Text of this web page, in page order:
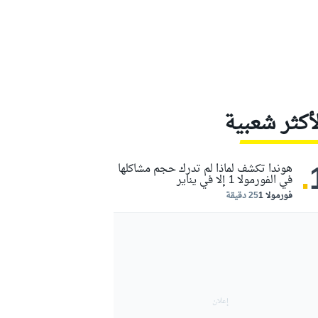
شعبية
. فورمولا 1 25 دقيقة
هوندا تكشف لماذا لم تدرك حجم مشاكلها
في الفورمولا 1 إلا في يناير